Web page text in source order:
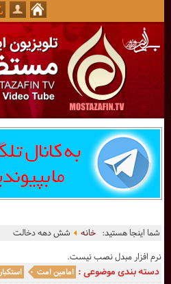
شما اینجا هستید:خانه
شش دهه دخالت
نرم افزار مبدل نصب نیست.
دسته بندی موضوعی : امامین امت استکبار